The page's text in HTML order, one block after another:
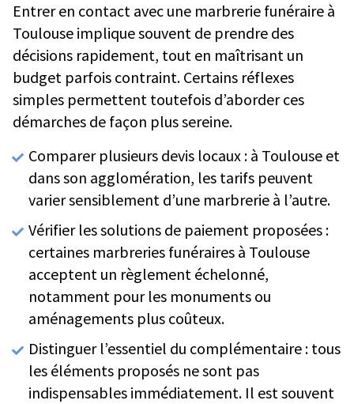
Entrer en contact avec une marbrerie funéraire à
Toulouse implique souvent de prendre des
décisions rapidement, tout en maîtrisant un
budget parfois contraint. Certains réflexes
simples permettent toutefois d’aborder ces
démarches de façon plus sereine.
Comparer plusieurs devis locaux : à Toulouse et
dans son agglomération, les tarifs peuvent
varier sensiblement d’une marbrerie à l’autre.
Vérifier les solutions de paiement proposées :
certaines marbreries funéraires à Toulouse
acceptent un règlement échelonné,
notamment pour les monuments ou
aménagements plus coûteux.
Distinguer l’essentiel du complémentaire : tous
les éléments proposés ne sont pas
indispensables immédiatement. Il est souvent